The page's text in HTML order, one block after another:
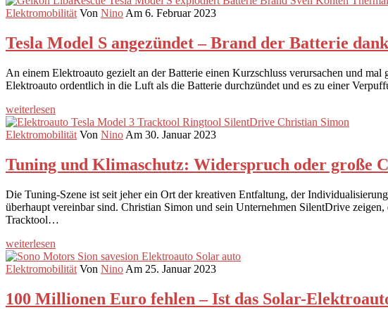
Elektromobilität Von Nino Am 6. Februar 2023
Tesla Model S angezündet – Brand der Batterie
An einem Elektroauto gezielt an der Batterie einen Kurzschluss verursachen und
Elektroauto ordentlich in die Luft als die Batterie durchzündet und es zu einer
weiterlesen
Elektromobilität Von Nino Am 30. Januar 2023
Tuning und Klimaschutz: Widerspruch oder große
Die Tuning-Szene ist seit jeher ein Ort der kreativen Entfaltung, der
überhaupt vereinbar sind. Christian Simon und sein Unternehmen SilentDrive
Tracktool…
weiterlesen
Elektromobilität Von Nino Am 25. Januar 2023
100 Millionen Euro fehlen – Ist das Solar-